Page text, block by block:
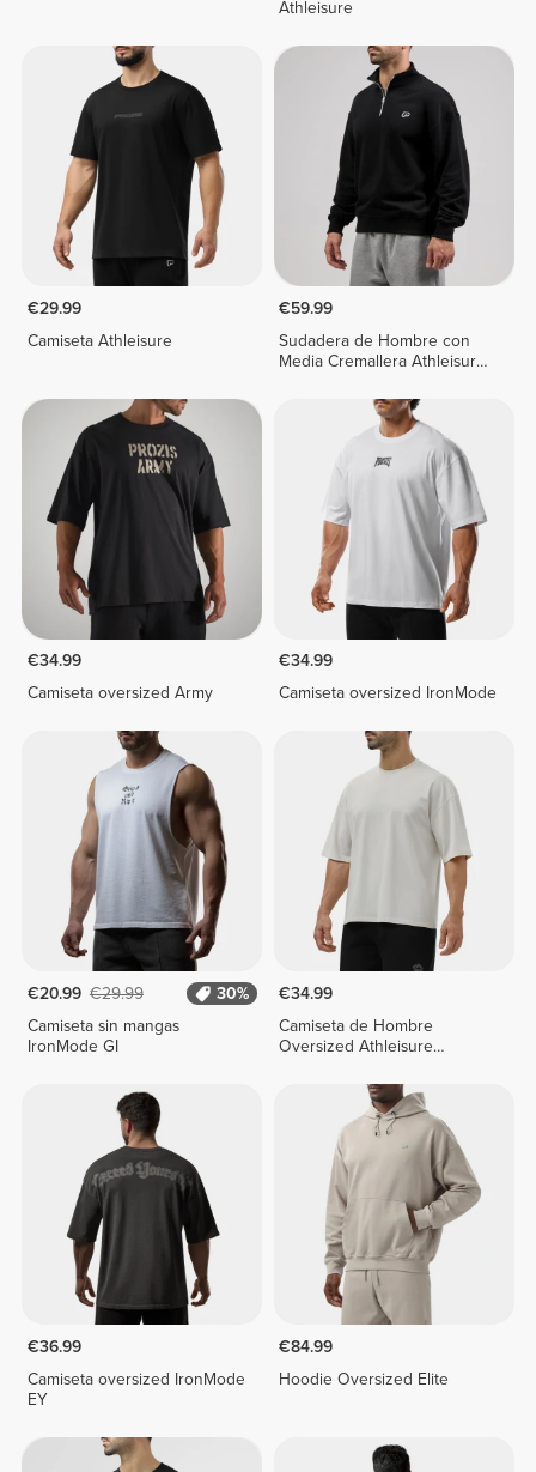
Athleisure
€29.99
Camiseta Athleisure
€59.99
Sudadera de Hombre con
Media Cremallera Athleisure
€34.99
Camiseta oversized Army
€34.99
Camiseta oversized IronMode
€20.99 €29.99
30%
Camiseta sin mangas
IronMode GI
€34.99
Camiseta de Hombre
Oversized Athleisure
€36.99
Camiseta oversized IronMode
EY
€84.99
Hoodie Oversized Elite